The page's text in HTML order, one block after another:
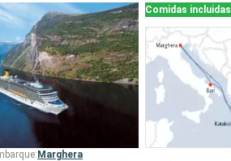
Comidas incluidas
Marghera